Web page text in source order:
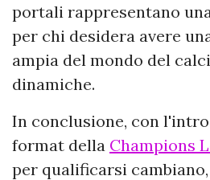
portali rappresentano
per chi desidera avere
ampia del mondo del
dinamiche.
In conclusione, con
format della Champions
per qualificarsi